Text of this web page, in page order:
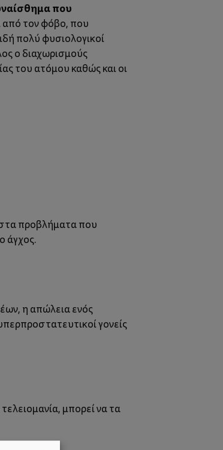
που
από τον φόβο, που
πολύ φυσιολογικοί
ο διαχωρισμούς
του ατόμου καθώς και οι
στα προβλήματα που
άγχος.
η απώλεια ενός
γονείς
μπορεί να τα